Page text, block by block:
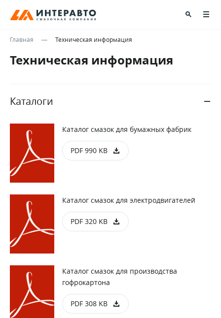
Главная Техническая информация
Техническая информация
Каталоги
Каталог смазок для бумажных фабрик
PDF 990 KB
Каталог смазок для электродвигателей
PDF 320 KB
Каталог смазок для производства
гофрокартона
PDF 308 KB